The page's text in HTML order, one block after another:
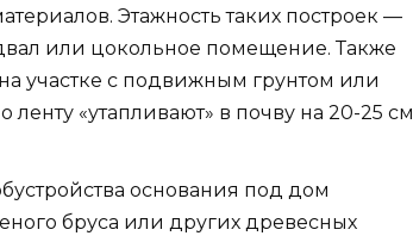
Этажность таких построек —
или цокольное помещение. Также
участке с подвижным грунтом или
«утапливают» в почву на 20-25 см
основания под дом
бруса или других древесных